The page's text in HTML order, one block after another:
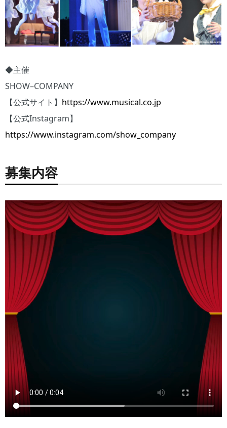
◆主催
SHOW–COMPANY
【公式サイト】 https://www.musical.co.jp
【公式Instagram】
https://www.instagram.com/show_company
募集内容